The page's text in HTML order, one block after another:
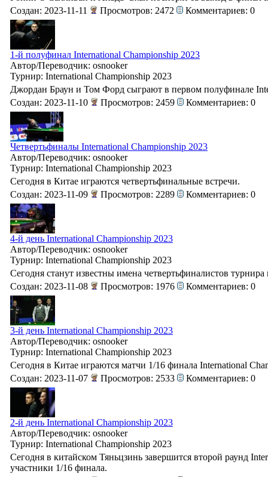
Создан: 2023-11-11
Просмотров: 2472 Комментариев: 0
1-й полуфинал International Championship 2023
Автор/Переводчик: osnooker
Турнир: International Championship 2023
Джордан Браун и Том Форд сыграют в первом полуфинале
Создан: 2023-11-10
Просмотров: 2459 Комментариев: 0
Четвертьфиналы International Championship 2023
Автор/Переводчик: osnooker
Турнир: International Championship 2023
Сегодня в Китае играются четвертьфинальные встречи.
Создан: 2023-11-09
Просмотров: 2289 Комментариев: 0
4-й день International Championship 2023
Автор/Переводчик: osnooker
Турнир: International Championship 2023
Сегодня станут известны имена четвертьфиналистов турнира
Создан: 2023-11-08
Просмотров: 1976 Комментариев: 0
3-й день International Championship 2023
Автор/Переводчик: osnooker
Турнир: International Championship 2023
Сегодня в Китае играются матчи 1/16 финала International
Создан: 2023-11-07
Просмотров: 2533 Комментариев: 0
2-й день International Championship 2023
Автор/Переводчик: osnooker
Турнир: International Championship 2023
Сегодня в китайском Тяньцзинь завершится второй раунд
участники 1/16 финала.